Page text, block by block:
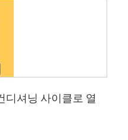
디셔닝 사이클로 열